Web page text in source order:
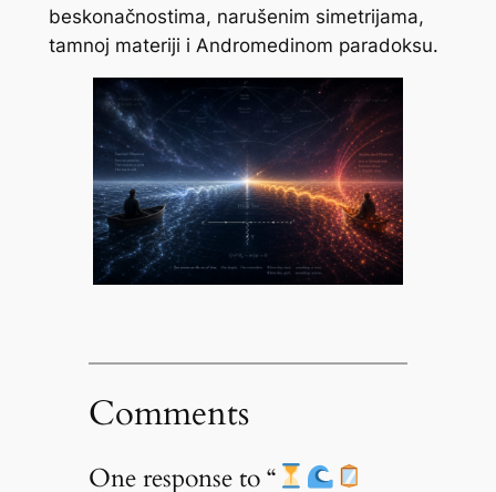
beskonačnostima, narušenim simetrijama,
tamnoj materiji i Andromedinom paradoksu.
Comments
One response to “